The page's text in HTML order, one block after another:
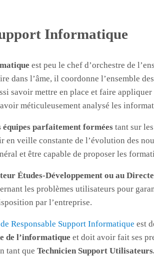
Informatique
est peu le chef d’orchestre de
dans l’âme, il coordonne l’ensemble
savoir mettre en place et faire
méticuleusement analysé les
équipes parfaitement forméestant sur les
en veille constante de l’évolution des
et être capable de proposer les
Études-Développement ou au
les problèmes utilisateurs pour
par l’entreprise.
Responsable Support Informatique est
de l’informatique et doit avoir fait ses
tant que Technicien Support